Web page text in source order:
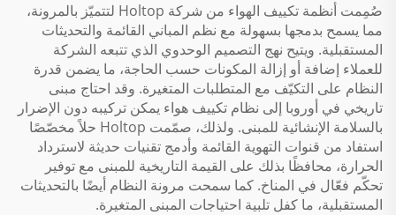
صُمِمت أنظمة تكييف الهواء من شركة Holtop لتتميّز بالمرونة،
مما يسمح بدمجها بسهولة مع نظم المباني القائمة والتحديثات
المستقبلية. ويتيح نهج التصميم الوحدوي الذي تتبعه الشركة
للعملاء إضافة أو إزالة المكونات حسب الحاجة، ما يضمن قدرة
النظام على التكيّف مع المتطلبات المتغيرة. وقد احتاج مبنى
تاريخي في أوروبا إلى نظام تكييف هواء يمكن تركيبه دون الإضرار
بالسلامة الإنشائية للمبنى. ولذلك، صمّمت Holtop حلاً مخصّصًا
استفاد من قنوات التهوية القائمة وأدمج تقنيات حديثة لاسترداد
الحرارة، محافظًا بذلك على القيمة التاريخية للمبنى مع توفير
تحكّم فعّال في المناخ. كما سمحت مرونة النظام أيضًا بالتحديثات
المستقبلية، ما كفل تلبية احتياجات المبنى المتغيرة.